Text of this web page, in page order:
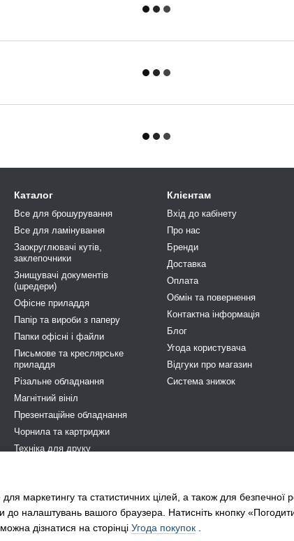
Каталог
Все для брошурування
Все для ламінування
Заокруглювачі кутів,
заклепочники
Знищувачі документів
(шредери)
Офісне приладдя
Папір та вироби з паперу
Папки офісні і файли
Письмове та креслярське
приладдя
Різальне обладнання
Магнітний вініл
Презентаційне обладнання
Чорнила та картриджи
Техніка для друку
STOP COVID-19
Клієнтам
Вхід до кабінету
Про нас
Бренди
Доставка
Оплата
Обмін та повернення
Контактна інформація
Блог
Угода користувача
Відгуки про магазин
Система знижок
маркетингу та статистичних цілей, а також для безпечної
до налаштувань вашого браузера. Натисніть кнопку
дізнатися на сторінці Угода покупок